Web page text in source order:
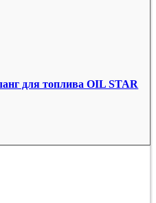
для топлива OIL STAR